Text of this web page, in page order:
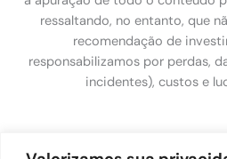
ressaltando, no entanto, que
recomendação de
responsabilizamos por perdas,
incidentes), custos e